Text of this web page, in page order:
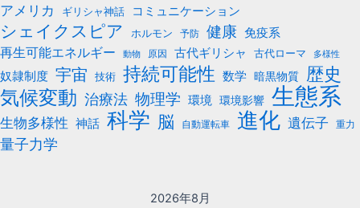
アメリカ ギリシャ神話 コミュニケーション
シェイクスピア ホルモン 予防 健康 免疫系
再生可能エネルギー
動物 原因 古代ギリシャ 古代ローマ 多様性
奴隷制度 宇宙 技術 持続可能性 数学 暗黒物質 歴史
気候変動 治療法 物理学 環境 環境影響 生態系
生物多様性 神話 科学 脳 自動運転車 進化 遺伝子 重力
量子力学
2026年8月